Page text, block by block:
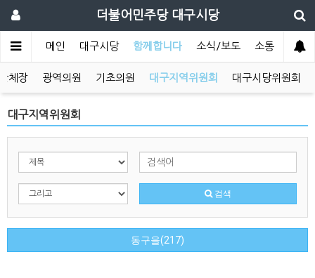
더불어민주당 대구시당
메인 대구시당 함께합니다 소식/보도 소통
체장 광역의원 기초의원 대구지역위원회 대구시당위원회
대구지역위원회
검색
동구을(217)